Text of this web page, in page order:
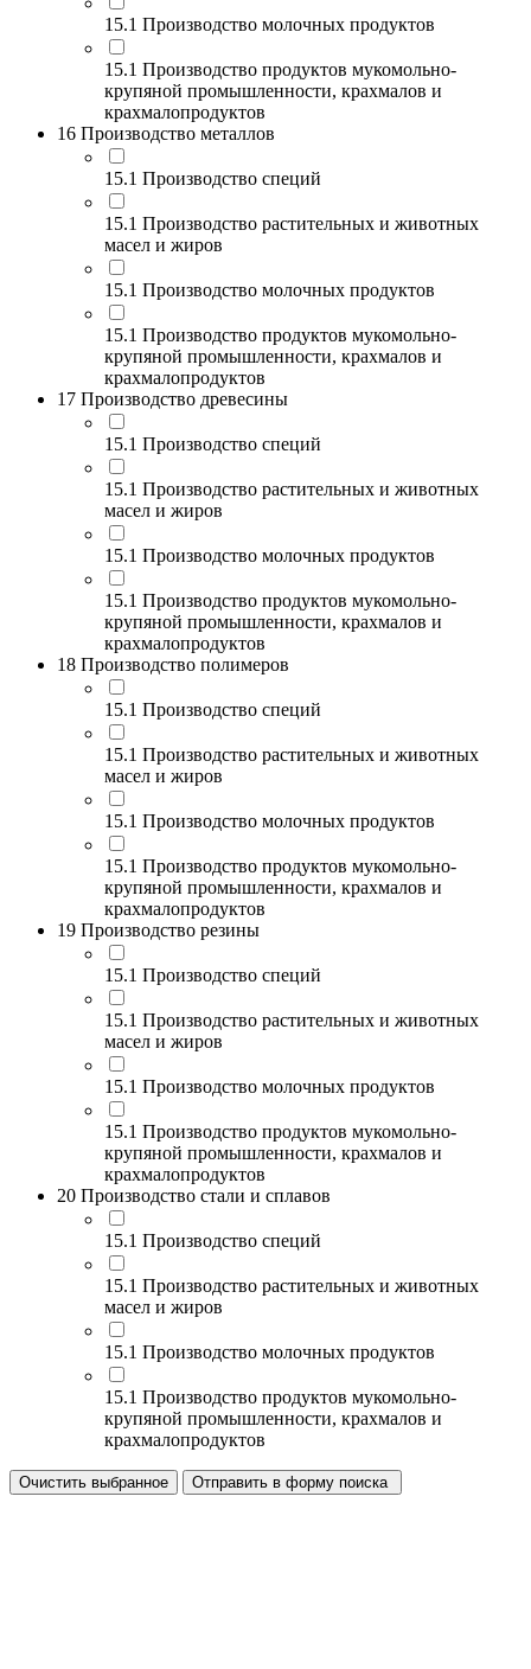
15.1 Производство молочных продуктов
15.1 Производство продуктов мукомольно-
крупяной промышленности, крахмалов и
крахмалопродуктов
16 Производство металлов
15.1 Производство специй
15.1 Производство растительных и животных
масел и жиров
15.1 Производство молочных продуктов
15.1 Производство продуктов мукомольно-
крупяной промышленности, крахмалов и
крахмалопродуктов
17 Производство древесины
15.1 Производство специй
15.1 Производство растительных и животных
масел и жиров
15.1 Производство молочных продуктов
15.1 Производство продуктов мукомольно-
крупяной промышленности, крахмалов и
крахмалопродуктов
18 Производство полимеров
15.1 Производство специй
15.1 Производство растительных и животных
масел и жиров
15.1 Производство молочных продуктов
15.1 Производство продуктов мукомольно-
крупяной промышленности, крахмалов и
крахмалопродуктов
19 Производство резины
15.1 Производство специй
15.1 Производство растительных и животных
масел и жиров
15.1 Производство молочных продуктов
15.1 Производство продуктов мукомольно-
крупяной промышленности, крахмалов и
крахмалопродуктов
20 Производство стали и сплавов
15.1 Производство специй
15.1 Производство растительных и животных
масел и жиров
15.1 Производство молочных продуктов
15.1 Производство продуктов мукомольно-
крупяной промышленности, крахмалов и
крахмалопродуктов